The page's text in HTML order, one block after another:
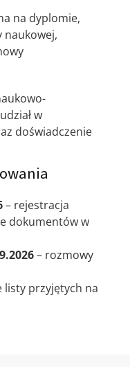
na dyplomie,
naukowej,
w
doświadczenie
– rejestracja
dokumentów w
– rozmowy
listy przyjętych na